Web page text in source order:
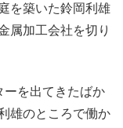
を築いた鈴岡利雄
属加工会社を切り
ーを出てきたばか
雄のところで働か